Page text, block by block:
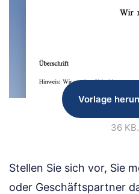
Vorlage
36 KB
Stellen Sie sich vor, Sie
oder Geschäftspartner